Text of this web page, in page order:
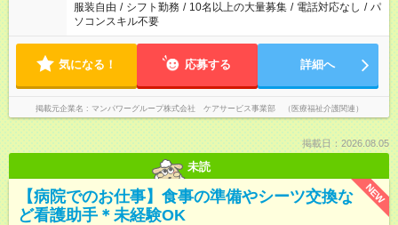
服装自由 / シフト勤務 / 10名以上の大量募集 / 電話対応なし / パ
ソコンスキル不要
気になる！ 応募する 詳細へ
掲載元企業名 マンパワーグループ株式会社 ケアサービス事業部 （医療福祉介護関連）
掲載日：2026.08.05
未読
NEW
【病院でのお仕事】食事の準備やシーツ交換な
ど看護助手＊未経験OK